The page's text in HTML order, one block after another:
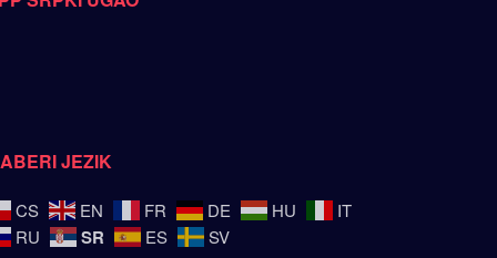
JEZIK
CS EN FR DE HU
IT
RU
SR ES SV